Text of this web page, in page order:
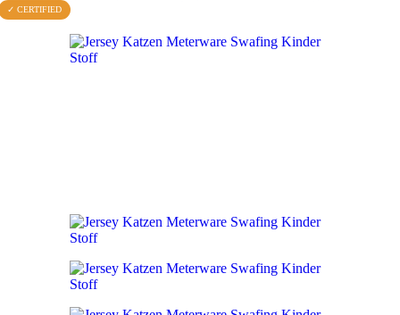
✓ CERTIFIED